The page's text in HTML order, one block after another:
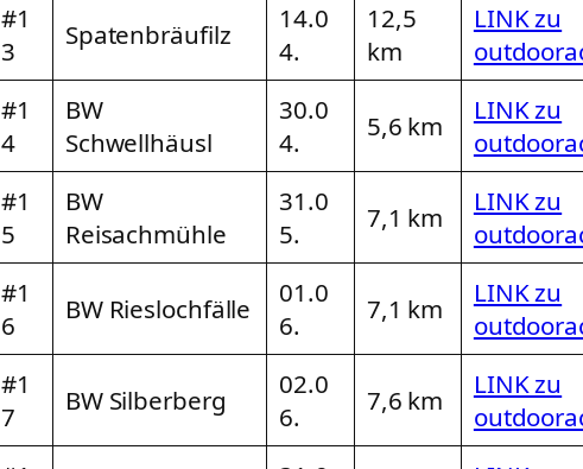
#1
3
Spatenbräufilz
14.0
4.
12,5
km
LINK zu
#1
4
BW
Schwellhäusl
30.0
4.
5,6 km
LINK zu
#1
5
BW
Reisachmühle
31.0
5.
7,1 km
LINK zu
#1
6
BW Rieslochfälle
01.0
6.
7,1 km
LINK zu
#1
7
BW Silberberg
02.0
6.
7,6 km
LINK zu